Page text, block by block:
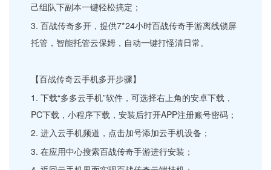
己组队下副本一键轻松搞定；
3. 百战传奇多开，提供7*24小时百战传奇手游离线锁屏
托管，智能托管云保姆，自动一键打怪清日常。
【百战传奇云手机多开步骤】
1. 下载“多多云手机”软件，可选择右上角的安卓下载，
PC下载，小程序下载，安装后打开APP注册账号密码；
2. 进入云手机频道，点击加号添加云手机设备；
3. 在应用中心搜索百战传奇手游进行安装；